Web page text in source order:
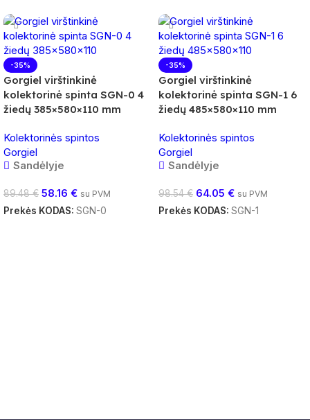
-35%
Gorgiel virštinkinė
kolektorinė spinta SGN-0 4
žiedų 385×580×110 mm
Kolektorinės spintos
Gorgiel
Sandėlyje
89.48€ 58.16 € su PVM
Prekės KODAS: SGN-0
-35%
Gorgiel virštinkinė
kolektorinė spinta SGN-1 6
žiedų 485×580×110 mm
Kolektorinės spintos
Gorgiel
Sandėlyje
98.54€ 64.05 € su PVM
Prekės KODAS: SGN-1